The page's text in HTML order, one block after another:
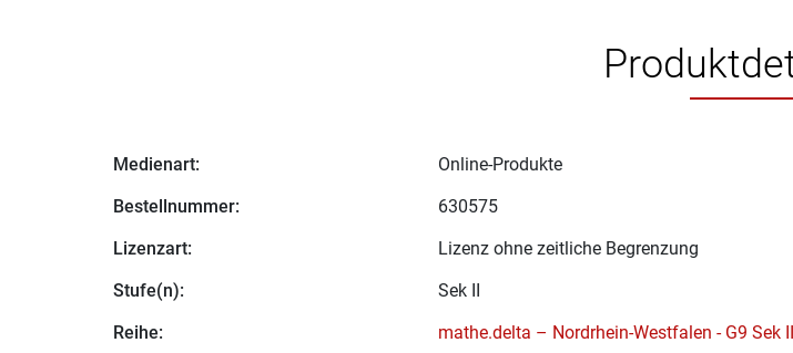
Medienart:
Online-Produkte
Bestellnummer:
630575
Lizenzart:
Lizenz ohne zeitliche Begrenzung
Stufe(n):
Sek II
Reihe:
mathe.delta – Nordrhein-Westfalen - G9 Sek II